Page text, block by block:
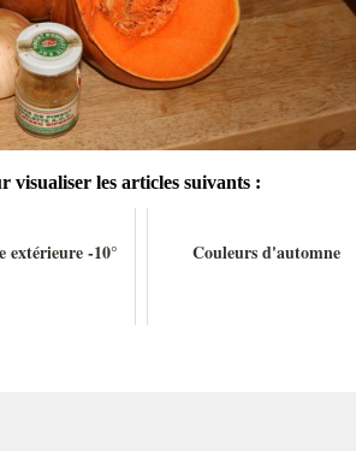
visualiser les articles suivants :
extérieure -10° Couleurs d'automne